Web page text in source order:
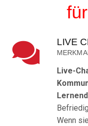
LIVE
Live-
Wenn